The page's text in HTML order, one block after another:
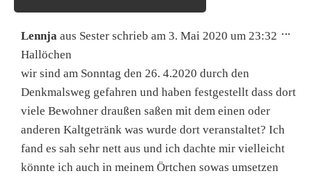
Lennja aus Sester schrieb am 3. Mai 2020 um 23:32
Hallöchen
wir sind am Sonntag den 26. 4.2020 durch den
Denkmalsweg gefahren und haben festgestellt dass dort
viele Bewohner draußen saßen mit dem einen oder
anderen Kaltgetränk was wurde dort veranstaltet? Ich
fand es sah sehr nett aus und ich dachte mir vielleicht
könnte ich auch in meinem Örtchen sowas umsetzen
...